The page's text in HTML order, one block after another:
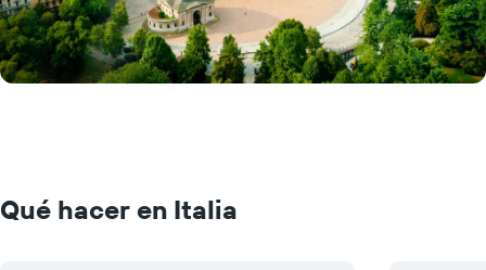
Qué hacer en Italia